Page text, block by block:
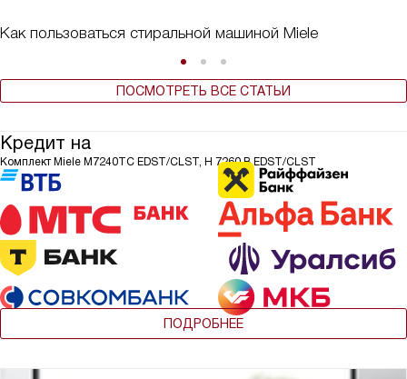
Как пользоваться стиральной машиной Miele
ПОСМОТРЕТЬ ВСЕ СТАТЬИ
Кредит на
Комплект Miele M7240TC EDST/CLST, H 7260 B EDST/CLST
ПОДРОБНЕЕ